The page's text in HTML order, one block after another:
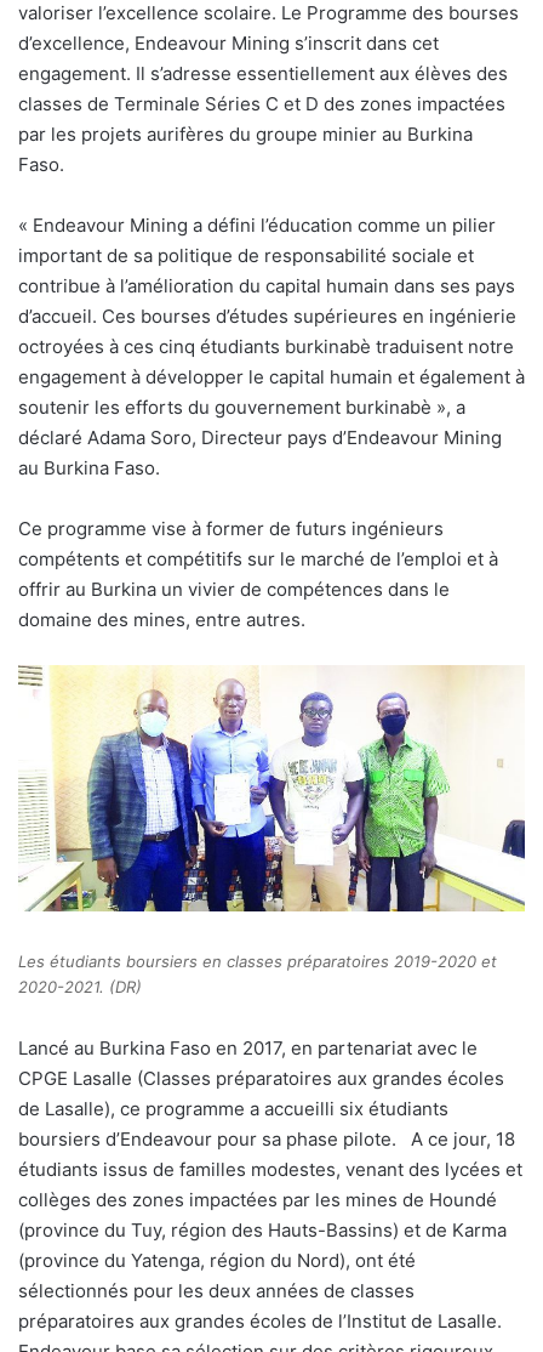
valoriser l’excellence scolaire. Le Programme des bourses
d’excellence, Endeavour Mining s’inscrit dans cet
engagement. Il s’adresse essentiellement aux élèves des
classes de Terminale Séries C et D des zones impactées
par les projets aurifères du groupe minier au Burkina
Faso.
« Endeavour Mining a défini l’éducation comme un pilier
important de sa politique de responsabilité sociale et
contribue à l’amélioration du capital humain dans ses pays
d’accueil. Ces bourses d’études supérieures en ingénierie
octroyées à ces cinq étudiants burkinabè traduisent notre
engagement à développer le capital humain et également à
soutenir les efforts du gouvernement burkinabè », a
déclaré Adama Soro, Directeur pays d’Endeavour Mining
au Burkina Faso.
Ce programme vise à former de futurs ingénieurs
compétents et compétitifs sur le marché de l’emploi et à
offrir au Burkina un vivier de compétences dans le
domaine des mines, entre autres.
Les étudiants boursiers en classes préparatoires 2019-2020 et
2020-2021. (DR)
Lancé au Burkina Faso en 2017, en partenariat avec le
CPGE Lasalle (Classes préparatoires aux grandes écoles
de Lasalle), ce programme a accueilli six étudiants
boursiers d’Endeavour pour sa phase pilote.
A ce jour, 18
étudiants issus de familles modestes, venant des lycées et
collèges des zones impactées par les mines de Houndé
(province du Tuy, région des Hauts-Bassins) et de Karma
(province du Yatenga, région du Nord), ont été
sélectionnés pour les deux années de classes
préparatoires aux grandes écoles de l’Institut de Lasalle.